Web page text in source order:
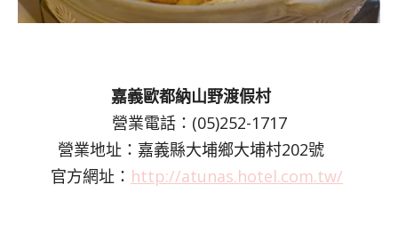
嘉義歐都納山野渡假村
營業電話：(05)252-1717
營業地址：嘉義縣大埔鄉大埔村202號
官方網址： http://atunas.hotel.com.tw/